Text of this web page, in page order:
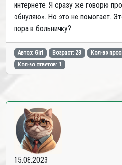
интернете. Я сразу же говорю
обнуляю». Но это не помогает.
пора в больничку?
Автор: Girl Возраст: 23
Кол-во
Кол-во ответов: 1
15.08.2023